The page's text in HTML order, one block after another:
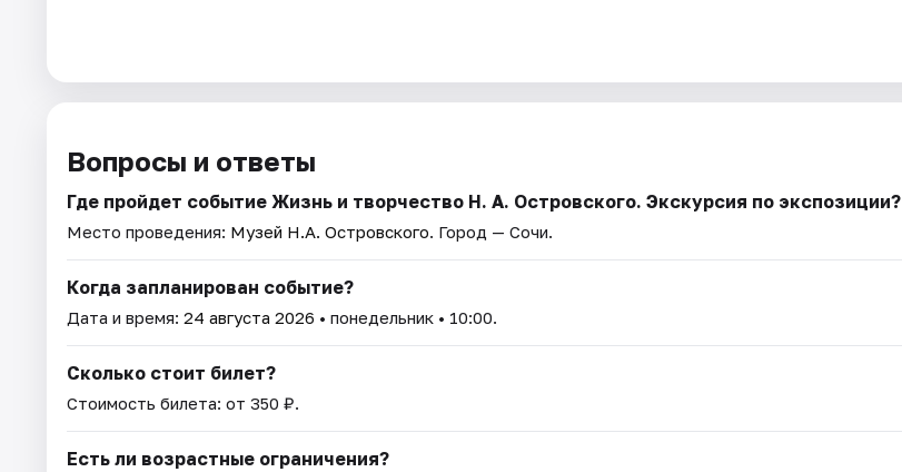
Вопросы и ответы
Где пройдет событие Жизнь и творчество Н. А. Островского. Экскурсия по экспозиции?
Место проведения: Музей Н.А. Островского. Город — Сочи.
Когда запланирован событие?
Дата и время: 24 августа 2026 • понедельник • 10:00.
Сколько стоит билет?
Стоимость билета: от 350 ₽.
Есть ли возрастные ограничения?